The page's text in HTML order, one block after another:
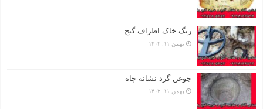
رنگ خاک اطراف گنج
بهمن ۱۱, ۱۴۰۲
جوغن گرد نشانه چاه
بهمن ۱۱, ۱۴۰۲